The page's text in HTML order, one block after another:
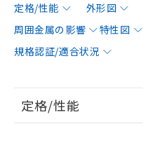
定格/性能 外形図
周囲金属の影響
特性図
規格認証/適合状況
定格/性能